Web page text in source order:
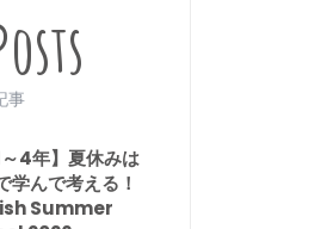
事
～4年】夏休みは
学んで考える！
Summer